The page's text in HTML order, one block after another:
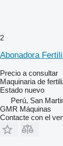
2
Abonadora
Precio a consultar
Maquinaria de
Estado nuevo
Perú, San
GMR Máquinas
Contacte con el